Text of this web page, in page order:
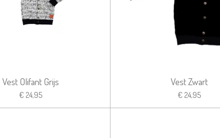
Vest Olifant Grijs
€ 24,95
Vest Zwart
€ 24,95